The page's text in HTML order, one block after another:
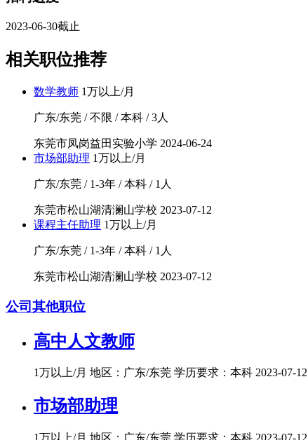
2023-06-30截止
相关职位推荐
数学教师 1万以上/月
广东/东莞 / 不限 / 本科 / 3人
东莞市凤岗益田实验小学 2024-06-24
市场部助理 1万以上/月
广东/东莞 / 1-3年 / 本科 / 1人
东莞市松山湖清澜山学校 2023-07-12
课程主任助理 1万以上/月
广东/东莞 / 1-3年 / 本科 / 1人
东莞市松山湖清澜山学校 2023-07-12
公司其他职位
高中人文教师
1万以上/月 地区：广东/东莞 学历要求：本科 2023-07-12
市场部助理